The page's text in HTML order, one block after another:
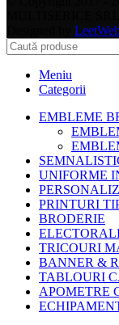
Meniu
Categorii
EMBLEME
UNIFORME
PRINTURI
BRODERIE
TRICOURI
BANNER &
TABLOURI
APOMETRE